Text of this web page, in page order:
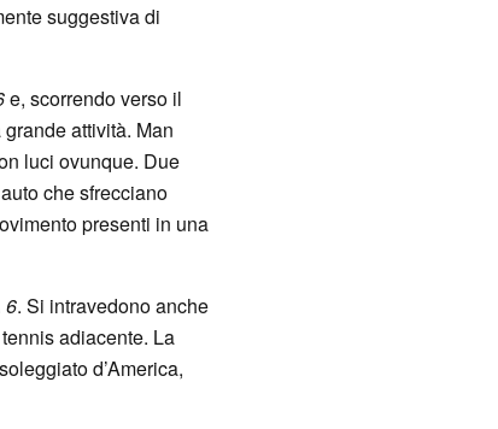
suggestiva di
e, scorrendo verso il
attività. Man
luci ovunque. Due
che sfrecciano
presenti in una
6. Si intravedono anche
adiacente. La
d’America,